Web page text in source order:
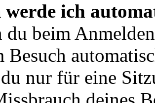
ich
du beim
Besuch
nur für eine